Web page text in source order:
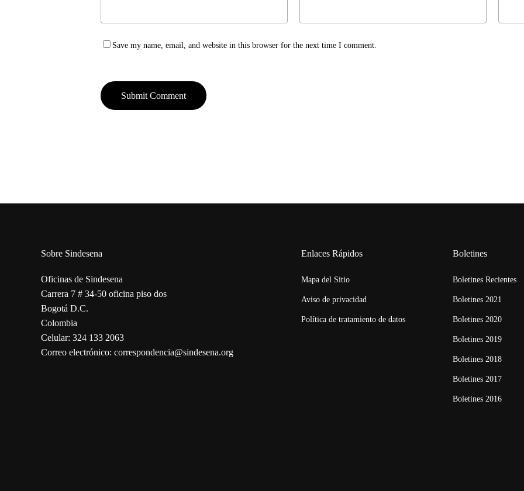
Save my name, email, and website in this browser for the next time I comment.
Sobre Sindesena
Oficinas de Sindesena
Carrera 7 # 34-50 oficina piso dos
Bogotá D.C.
Colombia
Celular: 324 133 2063
Correo electrónico: correspondencia@sindesena.org
Enlaces Rápidos
Mapa del Sitio
Aviso de privacidad
Política de tratamiento de datos
Boletines
Boletines Recientes
Boletines 2021
Boletines 2020
Boletines 2019
Boletines 2018
Boletines 2017
Boletines 2016